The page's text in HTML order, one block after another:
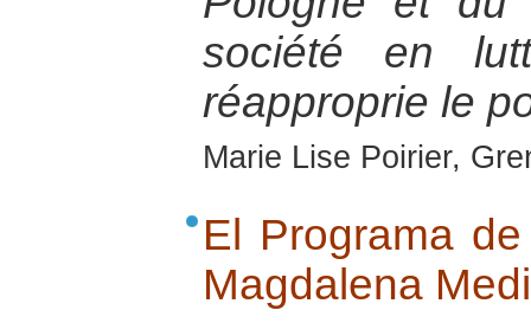
société en
réapproprie le
Marie Lise Poirier,
El Programa
Magdalena